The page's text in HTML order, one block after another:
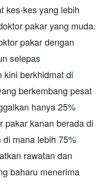
kes-kes yang lebih
pakar yang muda.
pakar dengan
selepas
kini berkhidmat di
berkembang pesat
hanya 25%
pakar kanan berada di
mana lebih 75%
rawatan dan
baharu menerima